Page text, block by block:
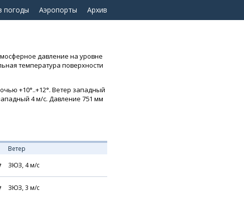
погоды Аэропорты Архив
давление на уровне
температура поверхности
+10°..+12°. Ветер западный
4 м/с. Давление 751 мм
Ветер
ЗЮЗ, 4м/с
ЗЮЗ, 3 м/с